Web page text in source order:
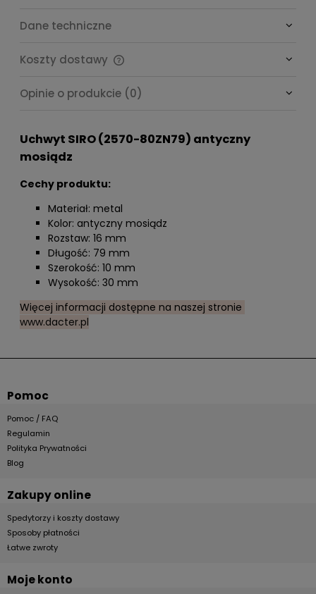
Dane techniczne
Koszty dostawy
Opinie o produkcie (0)
Uchwyt SIRO (2570-80ZN79) antyczny
mosiądz
Cechy produktu:
Materiał: metal
Kolor: antyczny mosiądz
Rozstaw: 16 mm
Długość: 79 mm
Szerokość: 10 mm
Wysokość: 30 mm
Więcej informacji dostępne na naszej stronie
www.dacter.pl
Pomoc
Pomoc / FAQ
Regulamin
Polityka Prywatności
Blog
Zakupy online
Spedytorzy i koszty dostawy
Sposoby płatności
Łatwe zwroty
Moje konto